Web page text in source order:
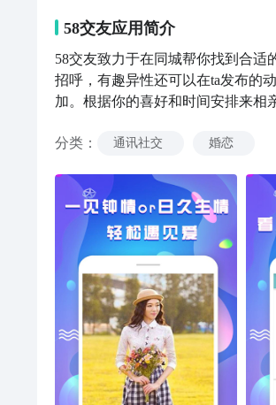
58交友应用简介
58交友致力于在同城帮你找到合
招呼，有趣异性还可以在ta发布的
加。根据你的喜好和时间安排来相
入一个新相亲时代找对象！专业客
分类 ： 通讯社交 婚恋